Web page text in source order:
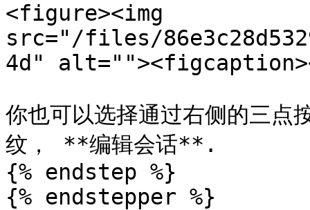
<figure><img
src="/files/
4d"
你也可以选择通过右侧的三点
纹， **编辑会话**.
{% endstep %}
{% endstepper %}